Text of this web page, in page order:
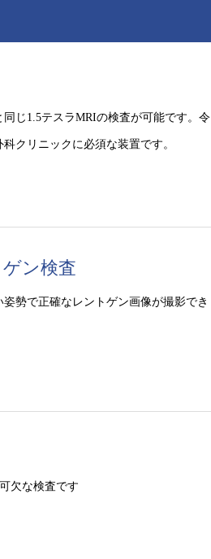
同じ1.5テスラMRIの検査が可能です。令
クリニックに必須な装置です。
ン検査
姿勢で正確なレントゲン画像が撮影でき
欠な検査です